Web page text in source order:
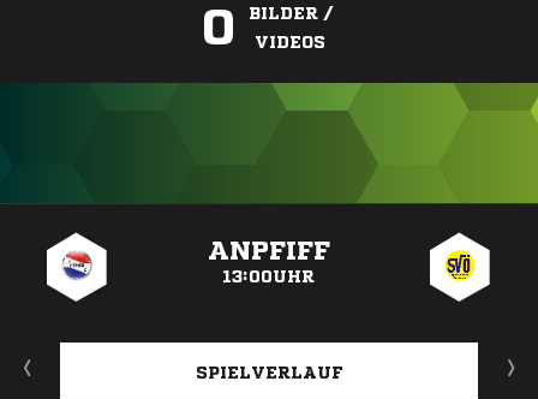
0
BILDER /
VIDEOS
ANPFIFF
13:00UHR
SPIELVERLAUF